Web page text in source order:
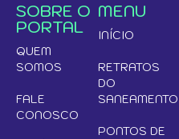
SOBRE O
PORTAL
QUEM
SOMOS
FALE
CONOSCO
MENU
INÍCIO
RETRATOS
DO
SANEAMENTO
PONTOS DE